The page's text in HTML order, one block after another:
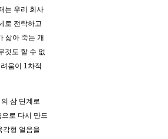
는 우리 회사
로 전락하고
삶아 죽는 개
것도 할 수 없
움이 1차적
삼 단계로
로 다시 만드
각형 얼음을